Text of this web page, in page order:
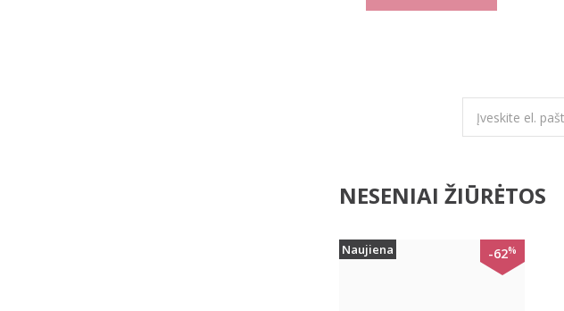
NESENIAI ŽIŪRĖTOS
Naujiena -62%